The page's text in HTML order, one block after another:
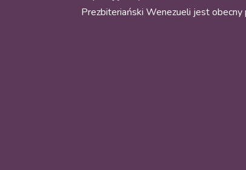
Prezbiteriański Wenezueli jest obecny